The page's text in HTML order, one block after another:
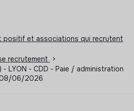
positif et associations qui recrutent
recrutement
>
- LYON - CDD - Paie / administration
08/06/2026